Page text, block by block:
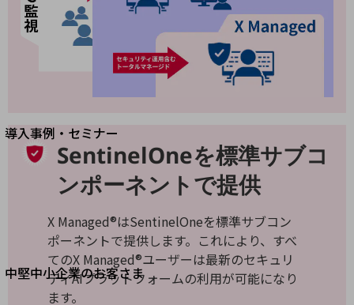
回線・ネットワーク
お手続き
導入事例・セミナー
導入事例TOP
最新の導入事例や注目の導入事例をご紹介します
開催・出展する各種セミナー、イベント情報をご紹介します
別ウィンドウで開きます
中堅中小企業のお客さま
NTTドコモビジネスウォッチ
SentinelOneを標準サブコ
ンポーネントで提供
X Managed®はSentinelOneを標準サブコン
ポーネントで提供します。これにより、すべ
てのX Managed®ユーザーは最新のセキュリ
ティAIプラットフォームの利用が可能になり
ます。